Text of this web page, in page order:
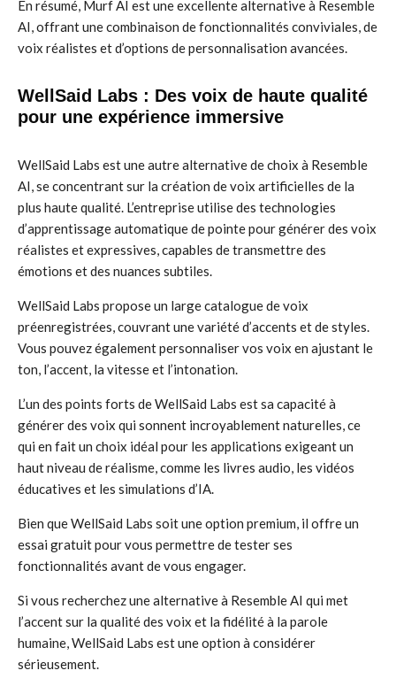
En résumé, Murf AI est une excellente alternative à Resemble
AI, offrant une combinaison de fonctionnalités conviviales, de
voix réalistes et d’options de personnalisation avancées.
WellSaid Labs : Des voix de haute qualité
pour une expérience immersive
WellSaid Labs est une autre alternative de choix à Resemble
AI, se concentrant sur la création de voix artificielles de la
plus haute qualité. L’entreprise utilise des technologies
d’apprentissage automatique de pointe pour générer des voix
réalistes et expressives, capables de transmettre des
émotions et des nuances subtiles.
WellSaid Labs propose un large catalogue de voix
préenregistrées, couvrant une variété d’accents et de styles.
Vous pouvez également personnaliser vos voix en ajustant le
ton, l’accent, la vitesse et l’intonation.
L’un des points forts de WellSaid Labs est sa capacité à
générer des voix qui sonnent incroyablement naturelles, ce
qui en fait un choix idéal pour les applications exigeant un
haut niveau de réalisme, comme les livres audio, les vidéos
éducatives et les simulations d’IA.
Bien que WellSaid Labs soit une option premium, il offre un
essai gratuit pour vous permettre de tester ses
fonctionnalités avant de vous engager.
Si vous recherchez une alternative à Resemble AI qui met
l’accent sur la qualité des voix et la fidélité à la parole
humaine, WellSaid Labs est une option à considérer
sérieusement.